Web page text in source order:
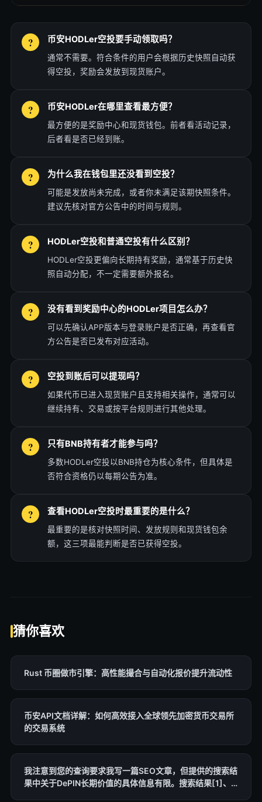
币安HODLer空投要手动领取吗？
通常不需要。符合条件的用户会根据历史快照自动获
得空投，奖励会发放到现货账户。
币安HODLer在哪里查看最方便？
最方便的是奖励中心和现货钱包。前者看活动记录，
后者看是否已经到账。
为什么我在钱包里还没看到空投？
可能是发放尚未完成，或者你未满足该期快照条件。
建议先核对官方公告中的时间与规则。
HODLer空投和普通空投有什么区别？
HODLer空投更偏向长期持有奖励，通常基于历史快
照自动分配，不一定需要额外报名。
没有看到奖励中心的HODLer项目怎么办？
可以先确认APP版本与登录账户是否正确，再查看官
方公告是否已发布对应活动。
空投到账后可以提现吗？
如果代币已进入现货账户且支持相关操作，通常可以
继续持有、交易或按平台规则进行其他处理。
只有BNB持有者才能参与吗？
多数HODLer空投以BNB持仓为核心条件，但具体是
否符合资格仍以每期公告为准。
查看HODLer空投时最重要的是什么？
最重要的是核对快照时间、发放规则和现货钱包余
额，这三项最能判断是否已获得空投。
猜你喜欢
Rust 币圈做市引擎：高性能撮合与自动化报价提升流动性
币安API文档详解：如何高效接入全球领先加密货币交易所
的交易系统
我注意到您的查询要求我写一篇SEO文章，但提供的搜索结
果中关于DePIN长期价值的具体信息有限。搜索结果[1]、